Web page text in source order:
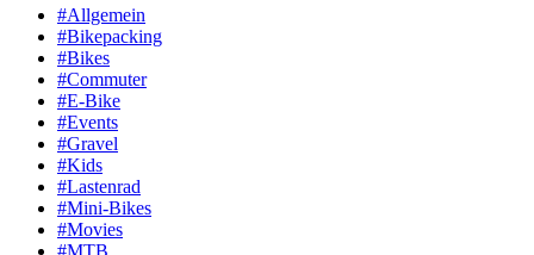
#Allgemein
#Bikepacking
#Bikes
#Commuter
#E-Bike
#Events
#Gravel
#Kids
#Lastenrad
#Mini-Bikes
#Movies